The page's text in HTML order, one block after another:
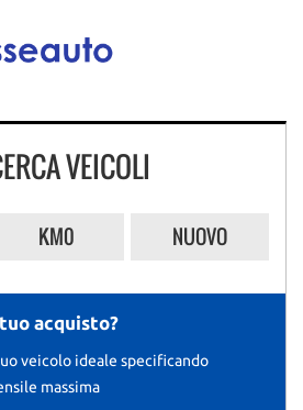
VEICOLI
KM0 NUOVO
acquisto?
veicolo ideale specificando
massima